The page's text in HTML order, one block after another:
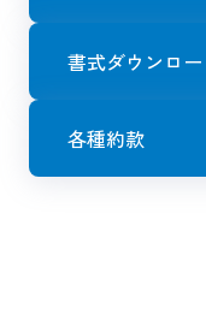
書式ダウンロ
各種約款